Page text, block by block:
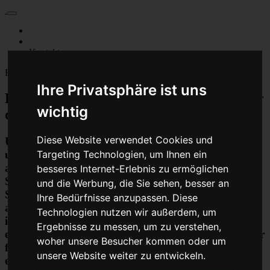
Ihre Privatsphäre ist uns
wichtig
Diese Website verwendet Cookies und
Targeting Technologien, um Ihnen ein
besseres Internet-Erlebnis zu ermöglichen
und die Werbung, die Sie sehen, besser an
Ihre Bedürfnisse anzupassen. Diese
Technologien nutzen wir außerdem, um
Ergebnisse zu messen, um zu verstehen,
woher unsere Besucher kommen oder um
unsere Website weiter zu entwickeln.
Kontakt
Fahrzeugmarken
PKW Abs Esp Dsc Steuergerät Reparatur
oder Austauschgerät KVA
Unser Betrieb steht für kostengünstige Prüfungen
und Reparaturen von Steuergeräten aller Art, unter
anderem von Motor-Steuergeräten, Airbag-
Steuergeräten, ABS-Steuergeräten uvm.
STEUBEL® verfügt dabei über viel Erfahrung und
ausgewiesene Expertise bei PKW-Steuergeräten und
insbesondere Motor-steuergeräte Reparaturen. So
ermöglicht STEUBEL® eine Steuergeräte Reparatur
für nahezu aller Hersteller und Fahrzeugarten - sei
es Motorrad oder LKW. Auch die Reparatur von